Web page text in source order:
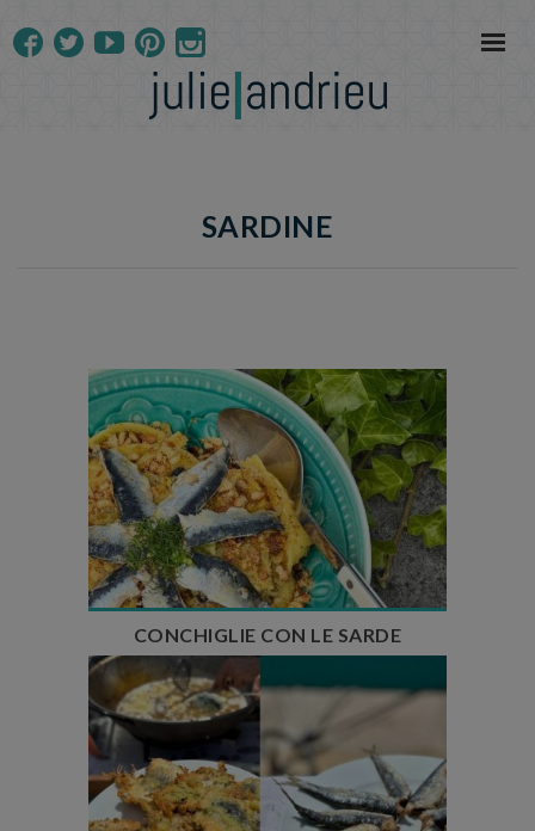
SARDINE
Temps de préparation : 25 min
Temps de cuisson : 25 min
Nombre de couverts : 4 à 6
CONCHIGLIE CON LE SARDE
Temps de préparation : 30 min
Temps de cuisson : 4 min
Temps de repos : 1h30